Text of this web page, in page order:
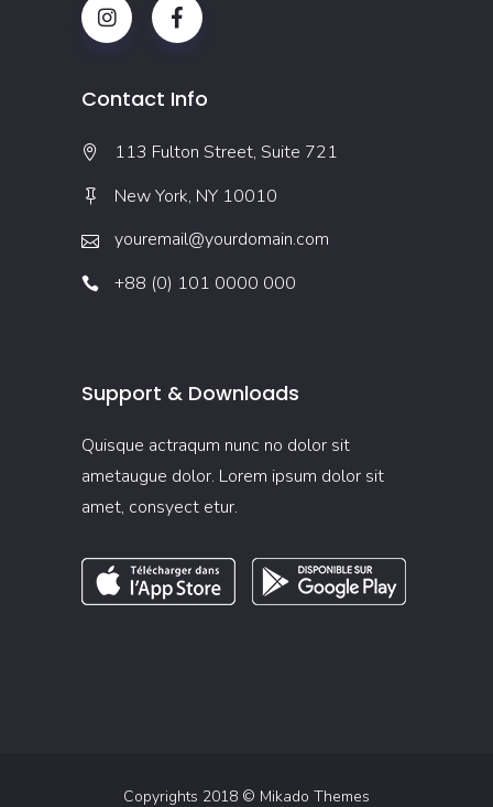
Contact Info
113 Fulton Street, Suite 721
New York, NY 10010
youremail@yourdomain.com
+88 (0) 101 0000 000
Support & Downloads
Quisque actraqum nunc no dolor sit
ametaugue dolor. Lorem ipsum dolor sit
amet, consyect etur.
Copyrights 2018 © Mikado Themes